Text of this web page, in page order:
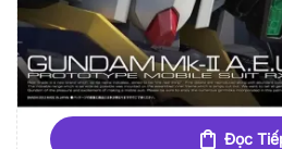
Đọc